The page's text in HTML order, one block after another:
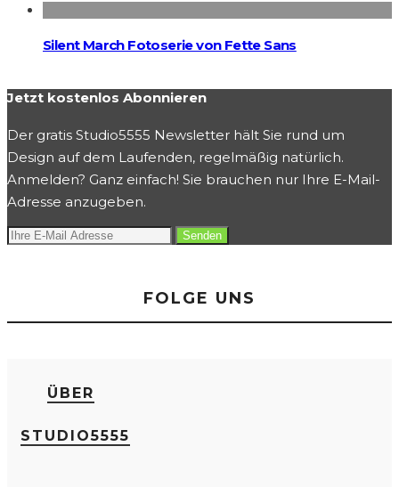
Silent March Fotoserie von Fette Sans
Jetzt kostenlos Abonnieren
Der gratis Studio5555 Newsletter hält Sie rund um
Design auf dem Laufenden, regelmäßig natürlich.
Anmelden? Ganz einfach! Sie brauchen nur Ihre E-Mail-
Adresse anzugeben.
FOLGE UNS
ÜBER
STUDIO5555